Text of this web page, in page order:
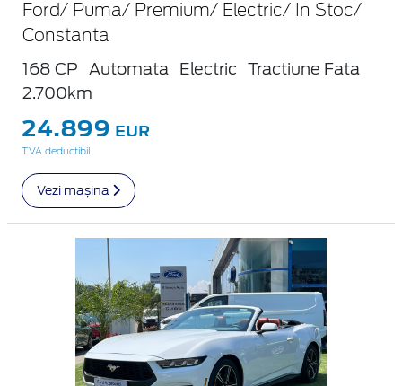
Ford/ Puma/ Premium/ Electric/ In Stoc/
Constanta
168 CP Automata Electric
Tractiune Fata
2.700km
24.899 EUR
TVA deductibil
Vezi mașina